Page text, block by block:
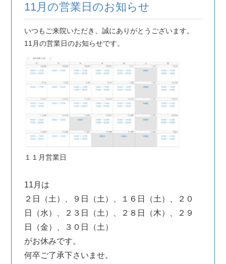
11月の営業日のお知らせ
いつもご来院いただき、誠にありがとうございます。
11月の営業日のお知らせです。
１１月営業日
11月は
２日（土）、９日（土）、１６日（土）、２０
日（水）、２３日（土）、２８日（木）、２９
日（金）、３０日（土）
がお休みです。
何卒ご了承下さいませ。